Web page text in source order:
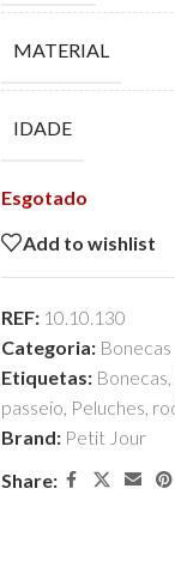
MATERIAL
IDADE
Esgotado
Add to wishlist
REF: 10.10.130
Categoria: Bonecas
Etiquetas: Bonecas,
passeio, Peluches,
Brand: Petit Jour
Share: